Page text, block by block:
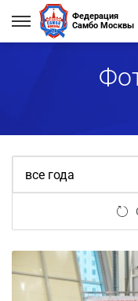
Федерация
Самбо Москвы
все года